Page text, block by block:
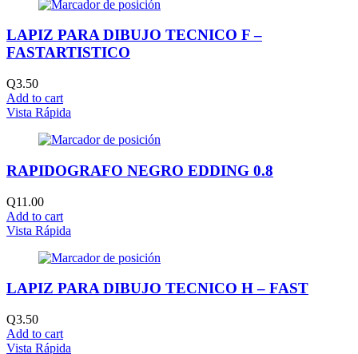
LAPIZ PARA DIBUJO TECNICO F –
FASTARTISTICO
Q3.50
Add to cart
Vista Rápida
RAPIDOGRAFO NEGRO EDDING 0.8
Q11.00
Add to cart
Vista Rápida
LAPIZ PARA DIBUJO TECNICO H – FAST
Q3.50
Add to cart
Vista Rápida